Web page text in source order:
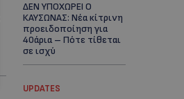
ΔΕΝ ΥΠΟΧΩΡΕΙ Ο
ΚΑΥΣΩΝΑΣ: Νέα κίτρινη
προειδοποίηση για
40άρια – Πότε τίθεται
σε ισχύ
UPDATES